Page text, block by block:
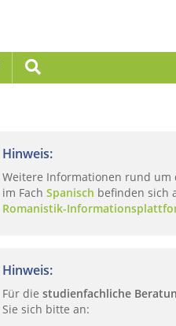
Hinweis:
Weitere Informationen rund um
im Fach Spanisch befinden sich
Romanistik-
Hinweis:
Für die studienfachliche
Sie sich bitte an: